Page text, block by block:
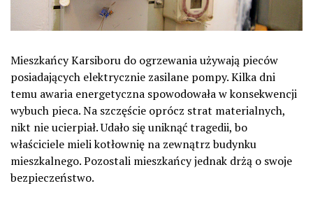
Mieszkańcy Karsiboru do ogrzewania używają pieców
posiadających elektrycznie zasilane pompy. Kilka dni
temu awaria energetyczna spowodowała w konsekwencji
wybuch pieca. Na szczęście oprócz strat materialnych,
nikt nie ucierpiał. Udało się uniknąć tragedii, bo
właściciele mieli kotłownię na zewnątrz budynku
mieszkalnego. Pozostali mieszkańcy jednak drżą o swoje
bezpieczeństwo.